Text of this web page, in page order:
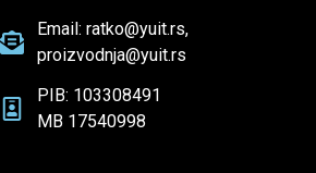
Email: ratko@yuit.rs,
proizvodnja@yuit.rs
PIB: 103308491
MB 17540998